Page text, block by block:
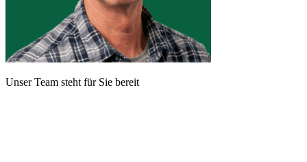
Unser Team steht für Sie bereit